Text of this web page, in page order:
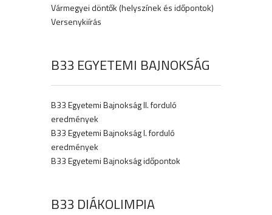
Vármegyei döntők (helyszínek és időpontok)
Versenykiírás
B33 EGYETEMI BAJNOKSÁG
B33 Egyetemi Bajnokság II. forduló
eredmények
B33 Egyetemi Bajnokság I. forduló
eredmények
B33 Egyetemi Bajnokság időpontok
B33 DIÁKOLIMPIA